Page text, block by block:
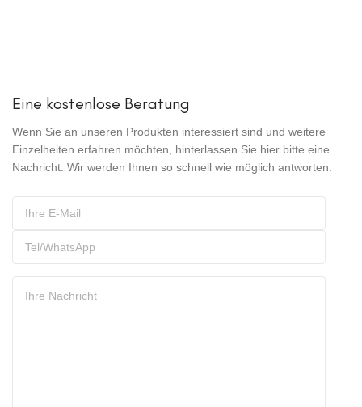
Eine kostenlose Beratung
Wenn Sie an unseren Produkten interessiert sind und weitere
Einzelheiten erfahren möchten, hinterlassen Sie hier bitte eine
Nachricht. Wir werden Ihnen so schnell wie möglich antworten.